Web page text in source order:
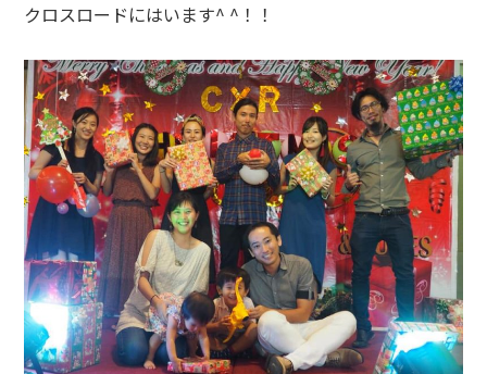
クロスロードにはいます^ ^！！